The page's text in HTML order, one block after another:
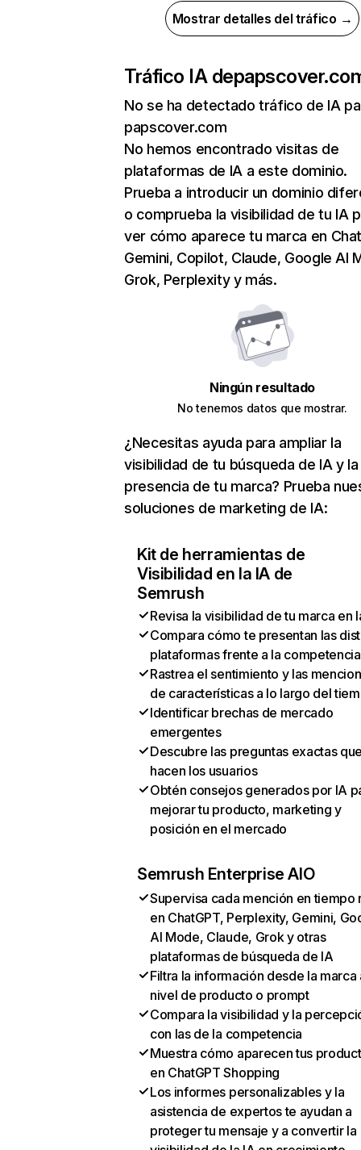
Mostrar detalles del tráfico →
Tráfico IA de
No se ha detectado tráfico de IA
papscover.com
No hemos encontrado visitas de
plataformas de IA a este dominio.
Prueba a introducir un dominio
o comprueba la visibilidad de tu IA
ver cómo aparece tu marca en
Gemini, Copilot, Claude, Google AI
Grok, Perplexity y más.
Ningún resultado
No tenemos datos que mostrar.
¿Necesitas ayuda para ampliar la
visibilidad de tu búsqueda de IA y la
presencia de tu marca? Prueba
soluciones de marketing de IA:
Kit de herramientas de
Visibilidad en la IA de
Semrush
Revisa la visibilidad de tu marca en
Compara cómo te presentan las
plataformas frente a la competencia
Rastrea el sentimiento y las
de características a lo largo del
Identificar brechas de mercado
emergentes
Descubre las preguntas exactas
hacen los usuarios
Obtén consejos generados por IA
mejorar tu producto, marketing y
posición en el mercado
Semrush Enterprise AIO
Supervisa cada mención en tiempo
en ChatGPT, Perplexity, Gemini,
AI Mode, Claude, Grok y otras
plataformas de búsqueda de IA
Filtra la información desde la marca
nivel de producto o prompt
Compara la visibilidad y la
con las de la competencia
Muestra cómo aparecen tus
en ChatGPT Shopping
Los informes personalizables y la
asistencia de expertos te ayudan a
proteger tu mensaje y a convertir la